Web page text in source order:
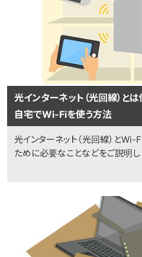
光インターネット（光回線）とは
自宅でWi-Fiを使う方法
光インターネット（光回線）と
ために必要なことなどをご説明し